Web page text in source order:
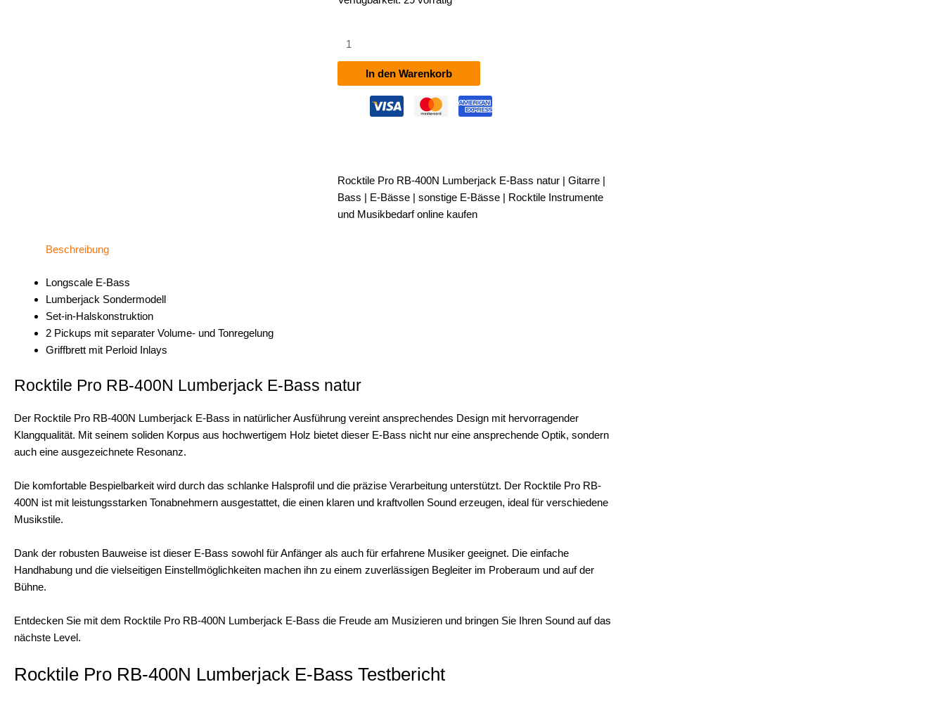
Pro
400N
Lumberjack
In den Warenkorb
Rocktile Pro RB-400N Lumberjack E-Bass natur | Gitarre |
Bass | E-Bässe | sonstige E-Bässe | Rocktile Instrumente
und Musikbedarf online kaufen
Beschreibung
Longscale E-Bass
Lumberjack Sondermodell
Set-in-Halskonstruktion
2 Pickups mit separater Volume- und Tonregelung
Griffbrett mit Perloid Inlays
Rocktile Pro RB-400N Lumberjack E-Bass natur
Der Rocktile Pro RB-400N Lumberjack E-Bass in natürlicher Ausführung vereint ansprechendes Design mit hervorragender
Klangqualität. Mit seinem soliden Korpus aus hochwertigem Holz bietet dieser E-Bass nicht nur eine ansprechende Optik, sondern
auch eine ausgezeichnete Resonanz.
Die komfortable Bespielbarkeit wird durch das schlanke Halsprofil und die präzise Verarbeitung unterstützt. Der Rocktile Pro RB-
400N ist mit leistungsstarken Tonabnehmern ausgestattet, die einen klaren und kraftvollen Sound erzeugen, ideal für verschiedene
Musikstile.
Dank der robusten Bauweise ist dieser E-Bass sowohl für Anfänger als auch für erfahrene Musiker geeignet. Die einfache
Handhabung und die vielseitigen Einstellmöglichkeiten machen ihn zu einem zuverlässigen Begleiter im Proberaum und auf der
Bühne.
Entdecken Sie mit dem Rocktile Pro RB-400N Lumberjack E-Bass die Freude am Musizieren und bringen Sie Ihren Sound auf das
nächste Level.
Rocktile Pro RB-400N Lumberjack E-Bass Testbericht